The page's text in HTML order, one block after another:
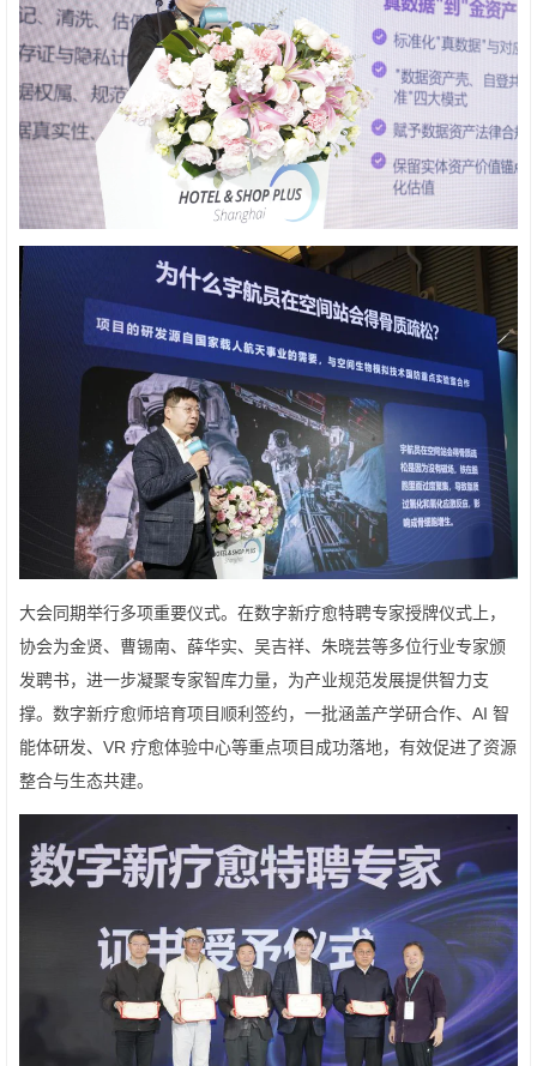
大会同期举行多项重要仪式。在数字新疗愈特聘专家授牌仪式上，
协会为金贤、曹锡南、薛华实、吴吉祥、朱晓芸等多位行业专家颁
发聘书，进一步凝聚专家智库力量，为产业规范发展提供智力支
撑。数字新疗愈师培育项目顺利签约，一批涵盖产学研合作、AI 智
能体研发、VR 疗愈体验中心等重点项目成功落地，有效促进了资源
整合与生态共建。